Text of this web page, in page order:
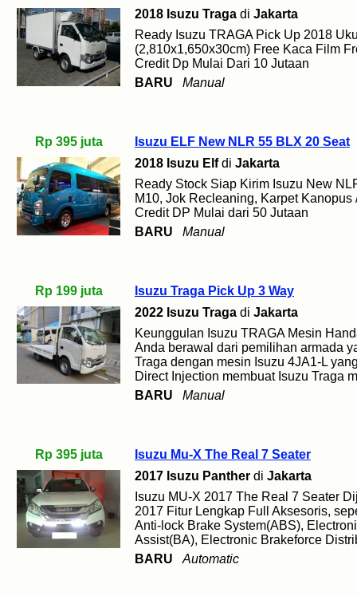
2018 Isuzu Traga di Jakarta
Ready Isuzu TRAGA Pick Up 2018
(2,810x1,650x30cm) Free Kaca Film
Credit Dp Mulai Dari 10 Jutaan
BARU
Manual
Rp 395 juta
Isuzu ELF New NLR 55 BLX 20 Seat
2018 Isuzu Elfdi Jakarta
Ready Stock Siap Kirim Isuzu New
M10, Jok Recleaning, Karpet
Credit DP Mulai dari 50 Jutaan
BARU
Manual
Rp 199 juta
Isuzu Traga Pick Up 3 Way
2022 Isuzu Traga di Jakarta
Keunggulan Isuzu TRAGA Mesin
Anda berawal dari pemilihan armada
Traga dengan mesin Isuzu 4JA1-L
Direct Injection membuat Isuzu Traga
BARU
Manual
Rp 395 juta
Isuzu Mu-X The Real 7 Seater
2017 Isuzu Panther di Jakarta
Isuzu MU-X 2017 The Real 7 Seater
2017 Fitur Lengkap Full Aksesoris,
Anti-lock Brake System(ABS),
Assist(BA), Electronic Brakeforce
BARU
Automatic